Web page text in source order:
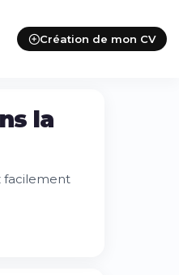
Création de mon CV
la
facilement